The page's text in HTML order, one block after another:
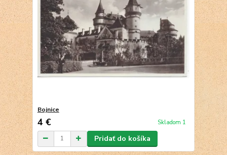
Bojnice
4 € Skladom 1
Pridať do košíka